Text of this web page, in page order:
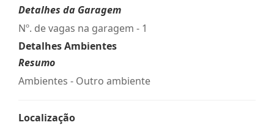
Detalhes da Garagem
Nº. de vagas na garagem - 1
Detalhes Ambientes
Resumo
Ambientes - Outro ambiente
Localização